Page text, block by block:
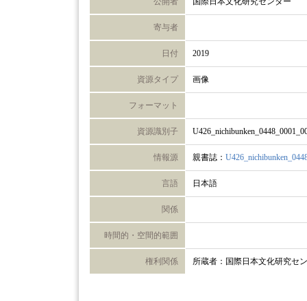
寄与者
日付 2019
資源タイプ 画像
フォーマット
資源識別子
情報源 親書誌：
言語 日本語
関係
時間的・空間的範囲
権利関係 所蔵者：国際日本文化研究セ